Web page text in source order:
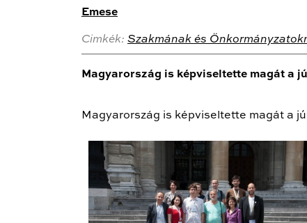
Emese
Cimkék: Szakmának és
Magyarország is képviseltette magát a
Magyarország is képviseltette magát a